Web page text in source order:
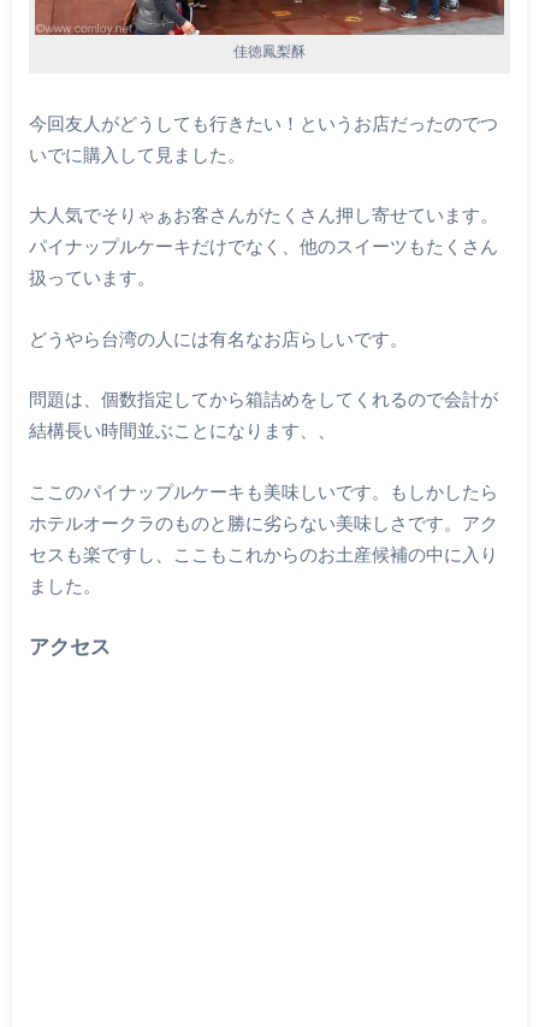
佳徳鳳梨酥
今回友人がどうしても行きたい！というお店だったのでつ
いでに購入して見ました。
大人気でそりゃぁお客さんがたくさん押し寄せています。
パイナップルケーキだけでなく、他のスイーツもたくさん
扱っています。
どうやら台湾の人には有名なお店らしいです。
問題は、個数指定してから箱詰めをしてくれるので会計が
結構長い時間並ぶことになります、、
ここのパイナップルケーキも美味しいです。もしかしたら
ホテルオークラのものと勝に劣らない美味しさです。アク
セスも楽ですし、ここもこれからのお土産候補の中に入り
ました。
アクセス